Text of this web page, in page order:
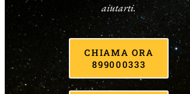
aiutarti.
CHIAMA ORA
899000333